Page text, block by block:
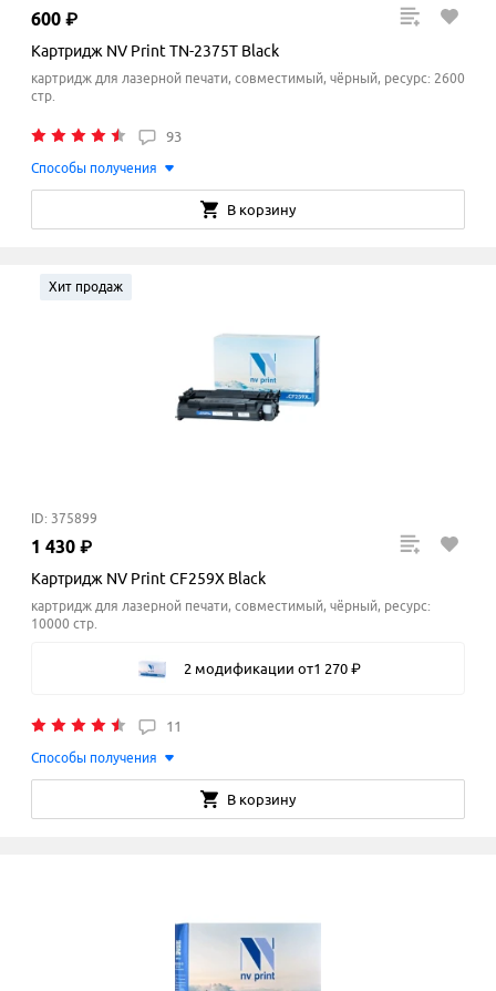
600 ₽
Картридж NV Print TN-2375T Black
картридж для лазерной печати, совместимый, чёрный, ресурс: 2600
стр.
93
Способы получения
В корзину
Хит продаж
ID: 375899
1 430 ₽
Картридж NV Print CF259X Black
картридж для лазерной печати, совместимый, чёрный, ресурс:
10000 стр.
2 модификации от1 270 ₽
11
Способы получения
В корзину